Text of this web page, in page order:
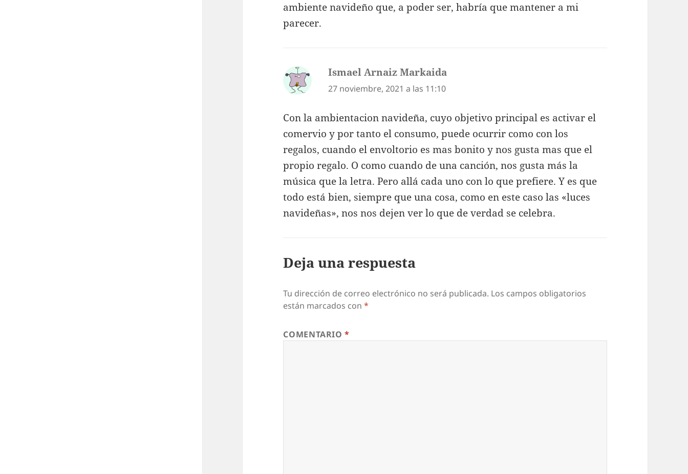
ambiente navideño que, a poder ser, habría que mantener a mi
parecer.
Ismael Arnaiz Markaida
27 noviembre, 2021 a las 11:10
Con la ambientacion navideña, cuyo objetivo principal es activar el
comervio y por tanto el consumo, puede ocurrir como con los
regalos, cuando el envoltorio es mas bonito y nos gusta mas que el
propio regalo. O como cuando de una canción, nos gusta más la
música que la letra. Pero allá cada uno con lo que prefiere. Y es que
todo está bien, siempre que una cosa, como en este caso las «luces
navideñas», nos nos dejen ver lo que de verdad se celebra.
Deja una respuesta
Tu dirección de correo electrónico no será publicada. Los campos obligatorios
están marcados con*
COMENTARIO*